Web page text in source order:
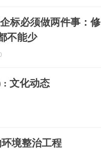
标必须做两件事：修
不能少
: 文化动态
境整治工程